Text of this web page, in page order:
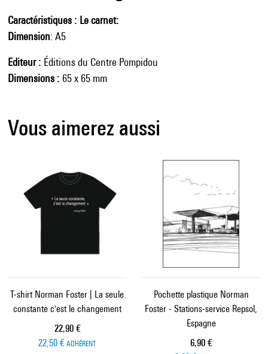
Caractéristiques
Le carnet:
Dimension: A5
Editeur
Éditions du Centre Pompidou
Dimensions
65 x 65 mm
Vous aimerez aussi
T-shirt Norman Foster | La seule
constante c'est le changement
Prix ​​actuel
22,90 €
22,50 € ADHÉRENT
Pochette plastique Norman
Foster - Stations-service Repsol,
Espagne
Prix ​​actuel
6,90 €